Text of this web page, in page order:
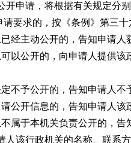
开申请，将根据有关规定分别
要求的，按《条例》第三十
已经主动公开的，告知申请人
可以公开的，向申请人提供
不予公开的，告知申请人不
公开信息的，告知申请人该
不属于本机关负责公开的，
该行政机关的名称、联系方